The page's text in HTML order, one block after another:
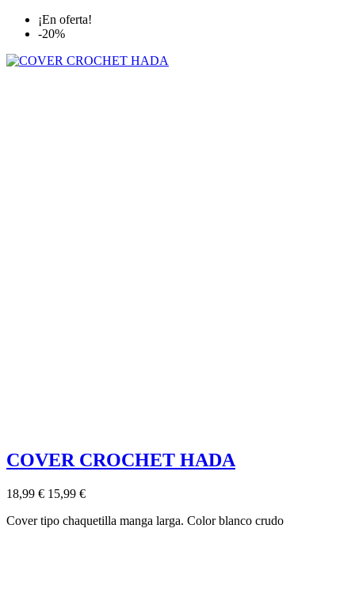
¡En oferta!
-20%
COVER CROCHET HADA
18,99 € 15,99 €
Cover tipo chaquetilla manga larga. Color blanco crudo